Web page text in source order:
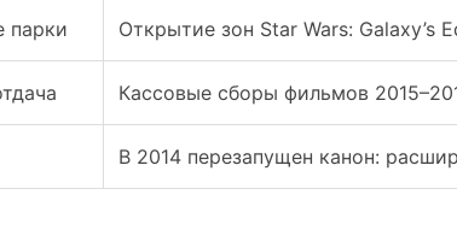
парки Открытие зон Star Wars: Galaxy’s
Кассовые сборы фильмов
В 2014 перезапущен канон: